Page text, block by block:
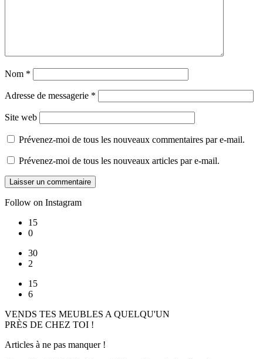
Nom *
Adresse de messagerie *
Site web
Prévenez-moi de tous les nouveaux commentaires par e-mail.
Prévenez-moi de tous les nouveaux articles par e-mail.
Follow on Instagram
15
0
30
2
15
6
VENDS TES MEUBLES A QUELQU'UN
PRÈS DE CHEZ TOI !
Articles à ne pas manquer !